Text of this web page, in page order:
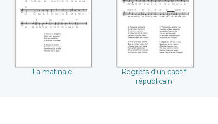
La matinale
républicain
Regrets d'un captif
républicain